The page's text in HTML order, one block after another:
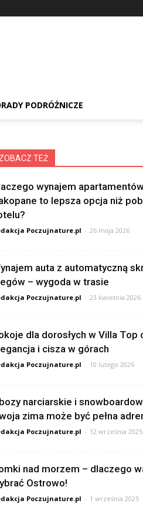
PODRÓŻNICZE
ZOBACZ TEŻ
wynajem
to lepsza opcja niż
Poczujnature.pl - 26 maja 2026
auta z automatyczną
– wygoda w trasie
Poczujnature.pl - 23 kwietnia 2026
dla dorosłych w Villa Top
i cisza w górach
Poczujnature.pl - 10 lutego 2026
narciarskie i
zima może być pełna
Poczujnature.pl - 12 września 2025
nad morzem – dlaczego
Ostrowo!
Poczujnature.pl - 1 września 2025